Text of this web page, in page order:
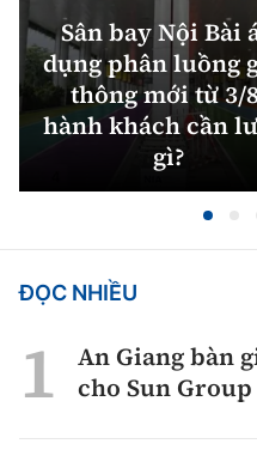
Sân bay Nội Bài
dụng phân luồng
thông mới từ 3/
hành khách cần
gì?
ĐỌC NHIỀU
An Giang bàn
cho Sun